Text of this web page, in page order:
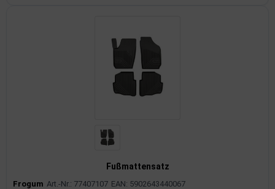
Fußmattensatz
Frogum Art.-Nr.: 77407107 EAN: 5902643440067